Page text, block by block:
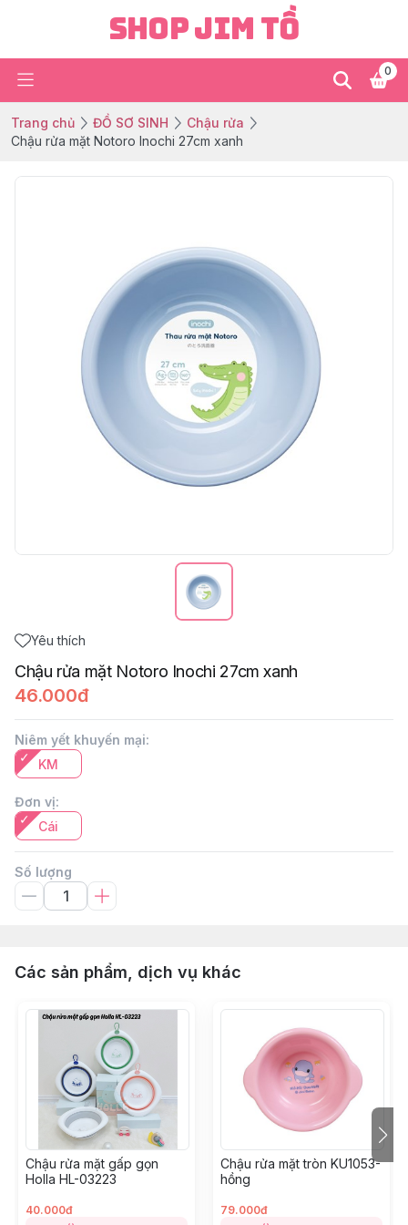
Shop Jim Tồ
0
Trang chủ ĐỒ SƠ SINH
Chậu rửa
Chậu rửa mặt Notoro Inochi 27cm xanh
Yêu thích
Chậu rửa mặt Notoro Inochi 27cm xanh
46.000đ
Niêm yết khuyến mại:
KM
Đơn vị:
Cái
Số lượng
Các sản phẩm, dịch vụ khác
Chậu rửa mặt gấp gọn
Holla HL-03223
40.000đ
Chậu rửa mặt tròn KU1053-
hồng
79.000đ